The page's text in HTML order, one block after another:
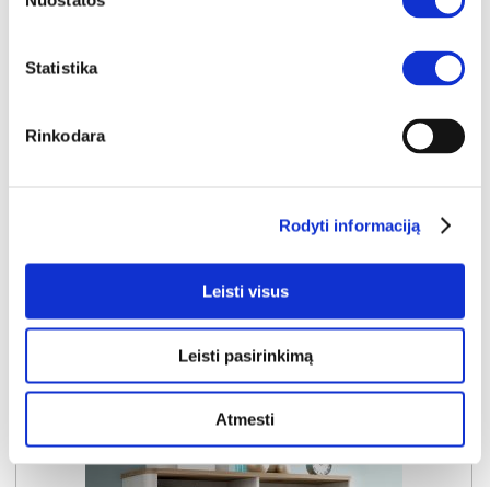
Statistika
Rinkodara
Rodyti informaciją
Leisti visus
Leisti pasirinkimą
Atmesti
119€